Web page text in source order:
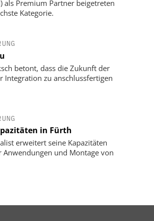
als Premium Partner beigetreten
Kategorie.
betont, dass die Zukunft der
Integration zu anschlussfertigen
in Fürth
erweitert seine Kapazitäten
und Montage von